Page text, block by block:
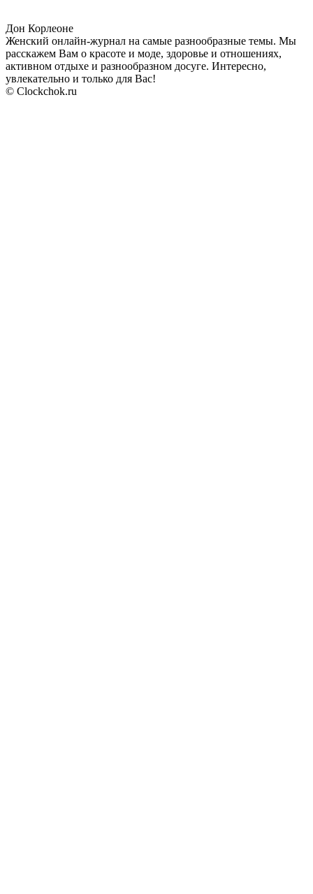
Дон Корлеоне
Женский онлайн-журнал на самые разнообразные темы. Мы
расскажем Вам о красоте и моде, здоровье и отношениях,
активном отдыхе и разнообразном досуге. Интересно,
увлекательно и только для Вас!
© Clockchok.ru